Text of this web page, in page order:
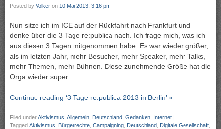
Posted by Volker on 10 Mai 2013, 3:16 pm
Nun sitze ich im ICE auf der Rückfahrt nach Frankfurt und
denke über die 3 Tage re:publica nach. Ich frage mich, was ich
aus diesen 3 Tagen mitgenommen habe. Es war wieder größer,
als im letzten Jahr, mehr Besucher, mehr Speaker, mehr Talks,
mehr Themen, mehr Bühnen. Diese zunehmende Größe hat die
Orga wieder super …
Continue reading ‘3 Tage re:publica 2013 in Berlin’ »
Filed under Aktivismus Allgemein Deutschland Gedanken Internet |
Tagged Aktivismus Bürgerrechte Campaigning Deutschland Digitale Gesellschaft